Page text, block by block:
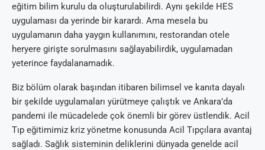
eğitim bilim kurulu da oluşturulabilirdi. Aynı şekilde HES
uygulaması da yerinde bir karardı. Ama mesela bu
uygulamanın daha yaygın kullanımını, restorandan otele
heryere girişte sorulmasını sağlayabilirdik, uygulamadan
yeterince faydalanamadık.
Biz bölüm olarak başından itibaren bilimsel ve kanıta dayalı
bir şekilde uygulamaları yürütmeye çalıştık ve Ankara’da
pandemi ile mücadelede çok önemli bir görev üstlendik. Acil
Tıp eğitimimiz kriz yönetme konusunda Acil Tıpçılara avantaj
sağladı. Sağlık sisteminin deliklerini dünyada genelde acil